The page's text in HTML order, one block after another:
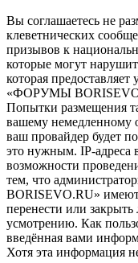
Вы соглашаетесь не
клеветнических
призывов к
которые могут
которая
«ФОРУМЫ
Попытки размещения
вашему немедленному
ваш провайдер будет
это нужным. IP-адреса
возможности
тем, что
BORISEVO.RU» имеют
перенести или
усмотрению. Как
введённая вами
Хотя эта информация